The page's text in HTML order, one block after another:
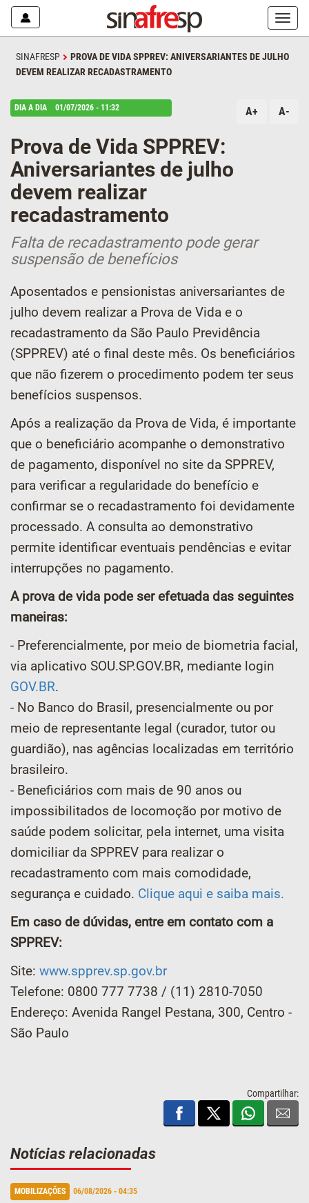
ou
SINAFRESP
PROVA DE VIDA SPPREV: ANIVERSARIANTES DE JULHO
DEVEM REALIZAR RECADASTRAMENTO
DIA A DIA 01/07/2026 - 11:32 A+ A-
Prova de Vida SPPREV:
Aniversariantes de julho
devem realizar
recadastramento
Falta de recadastramento pode gerar
suspensão de benefícios
Aposentados e pensionistas aniversariantes de
julho devem realizar a Prova de Vida e o
recadastramento da São Paulo Previdência
(SPPREV) até o final deste mês. Os beneficiários
que não fizerem o procedimento podem ter seus
benefícios suspensos.
Após a realização da Prova de Vida, é importante
que o beneficiário acompanhe o demonstrativo
de pagamento, disponível no site da SPPREV,
para verificar a regularidade do benefício e
confirmar se o recadastramento foi devidamente
processado. A consulta ao demonstrativo
permite identificar eventuais pendências e evitar
interrupções no pagamento.
A prova de vida pode ser efetuada das seguintes
maneiras:
- Preferencialmente, por meio de biometria facial,
via aplicativo SOU.SP.GOV.BR, mediante login
GOV.BR.
- No Banco do Brasil, presencialmente ou por
meio de representante legal (curador, tutor ou
guardião), nas agências localizadas em território
brasileiro.
- Beneficiários com mais de 90 anos ou
impossibilitados de locomoção por motivo de
saúde podem solicitar, pela internet, uma visita
domiciliar da SPPREV para realizar o
recadastramento com mais comodidade,
segurança e cuidado. Clique aqui e saiba mais.
Em caso de dúvidas, entre em contato com a
SPPREV:
Site: www.spprev.sp.gov.br
Telefone: 0800 777 7738 / (11) 2810-7050
Endereço: Avenida Rangel Pestana, 300, Centro -
São Paulo
Compartilhar:
Notícias relacionadas
MOBILIZAÇÕES 06/08/2026 - 04:35